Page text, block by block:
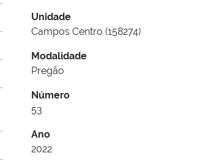
Unidade
Campos Centro (158274)
Modalidade
Pregão
Número
53
Ano
2022